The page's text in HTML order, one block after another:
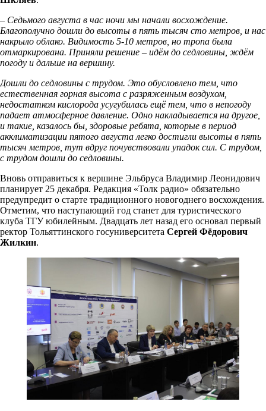
– Седьмого августа в час ночи мы начали восхождение.
Благополучно дошли до высоты в пять тысяч сто метров, и нас
накрыло облако. Видимость 5-10 метров, но тропа была
отмаркирована. Приняли решение – идём до седловины, ждём
погоду и дальше на вершину.
Дошли до седловины с трудом. Это обусловлено тем, что
естественная горная высота с разряженным воздухом,
недостатком кислорода усугубилась ещё тем, что в непогоду
падает атмосферное давление. Одно накладывается на другое,
и такие, казалось бы, здоровые ребята, которые в период
акклиматизации пятого августа легко достигли высоты в пять
тысяч метров, тут вдруг почувствовали упадок сил. С трудом,
с трудом дошли до седловины.
Вновь отправиться к вершине Эльбруса Владимир Леонидович
планирует 25 декабря. Редакция «Толк радио» обязательно
предупредит о старте традиционного новогоднего восхождения.
Отметим, что наступающий год станет для туристического
клуба ТГУ юбилейным. Двадцать лет назад его основал первый
ректор Тольяттинского госуниверситета Сергей Фёдорович
Жилкин.